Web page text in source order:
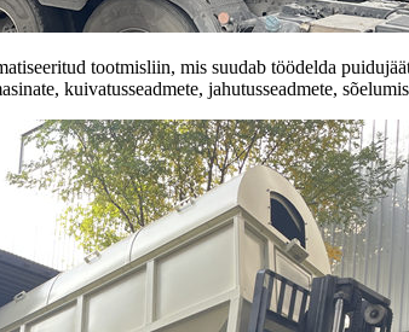
tootmisliin, mis suudab töödelda
kuivatusseadmete, jahutusseadmete,